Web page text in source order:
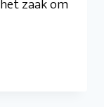
zaak om